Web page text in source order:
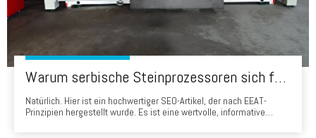
Warum serbische Steinprozessoren sich für Head Waterjets entscheiden: Eine Erfolgsgeschichte von 'Made in China'
Natürlich. Hier ist ein hochwertiger SEO-Artikel, der nach EEAT-
Prinzipien hergestellt wurde. Es ist eine wertvolle, informative